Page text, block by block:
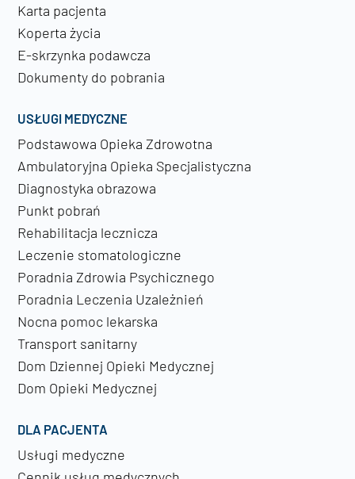
Karta pacjenta
Koperta życia
E-skrzynka podawcza
Dokumenty do pobrania
USŁUGI MEDYCZNE
Podstawowa Opieka Zdrowotna
Ambulatoryjna Opieka Specjalistyczna
Diagnostyka obrazowa
Punkt pobrań
Rehabilitacja lecznicza
Leczenie stomatologiczne
Poradnia Zdrowia Psychicznego
Poradnia Leczenia Uzależnień
Nocna pomoc lekarska
Transport sanitarny
Dom Dziennej Opieki Medycznej
Dom Opieki Medycznej
DLA PACJENTA
Usługi medyczne